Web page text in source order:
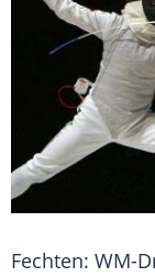
Fechten: WM-